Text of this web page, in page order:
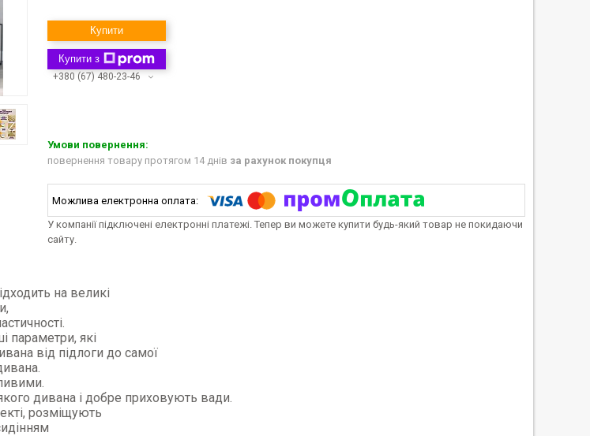
Купити
Купити з
+380 (67) 480-23-46
повернення товару протягом 14 днів за рахунок покупця
У компанії підключені електронні платежі. Тепер ви можете купити будь-який товар не покидаючи
сайту.
на великі
параметри, які
від підлоги до самої
дивана і добре приховують вади.
розміщують